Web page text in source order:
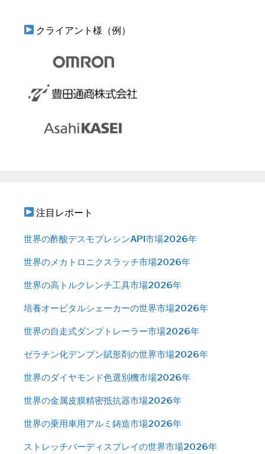
クライアント様（例）
注目レポート
世界の酢酸デスモプレシンAPI市場2026年
世界のメカトロニクスラッチ市場2026年
世界の高トルクレンチ工具市場2026年
培養オービタルシェーカーの世界市場2026年
世界の自走式ダンプトレーラー市場2026年
ゼラチン化デンプン賦形剤の世界市場2026年
世界のダイヤモンド色選別機市場2026年
世界の金属皮膜精密抵抗器市場2026年
世界の乗用車用アルミ鋳造市場2026年
ストレッチバーディスプレイの世界市場2026年